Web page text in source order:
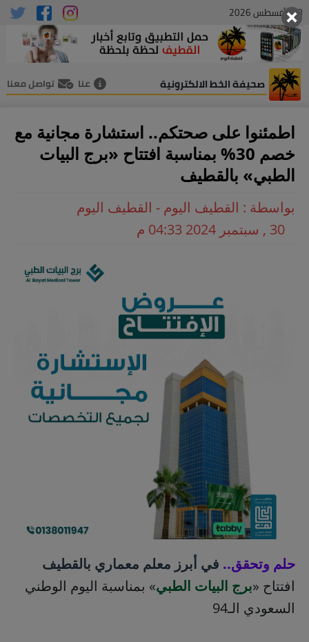
08 , أغسطس 2026
صحيفة الخط الالكترونية عنا تواصل معنا
اطمئنوا على صحتكم.. استشارة مجانية مع
خصم 30% بمناسبة افتتاح «برج البيات
الطبي» بالقطيف
بواسطة : القطيف اليوم - القطيف اليوم
30 , سبتمبر 2024 04:33 م
حلم وتحقق.. في أبرز معلم معماري بالقطيف
افتتاح «برج البيات الطبي» بمناسبة اليوم الوطني
السعودي الـ94